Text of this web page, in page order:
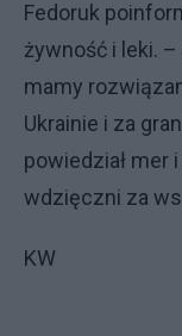
Fedoruk
żywność i leki.
mamy
Ukrainie i za
powiedział mer
wdzięczni za
KW